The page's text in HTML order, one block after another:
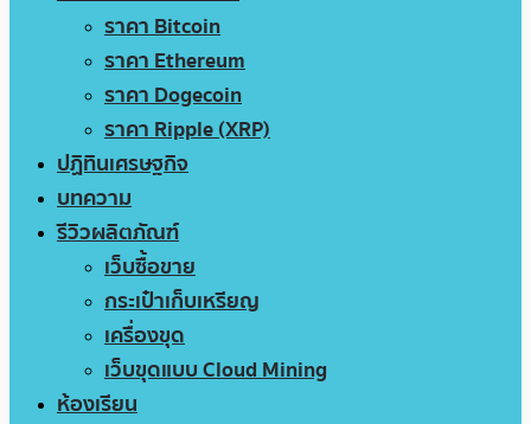
ราคา Bitcoin
ราคา Ethereum
ราคา Dogecoin
ราคา Ripple (XRP)
ปฏิทินเศรษฐกิจ
บทความ
รีวิวผลิตภัณฑ์
เว็บซื้อขาย
กระเป๋าเก็บเหรียญ
เครื่องขุด
เว็บขุดแบบ Cloud Mining
ห้องเรียน